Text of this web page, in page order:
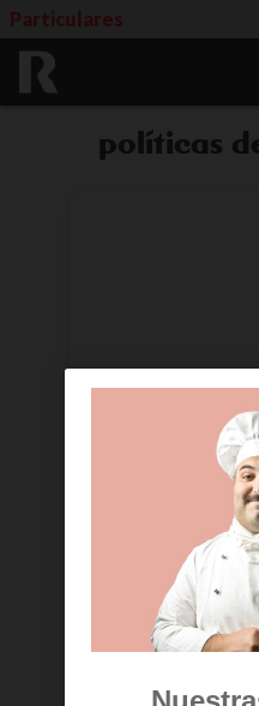
Particulares
políticas
política de
más